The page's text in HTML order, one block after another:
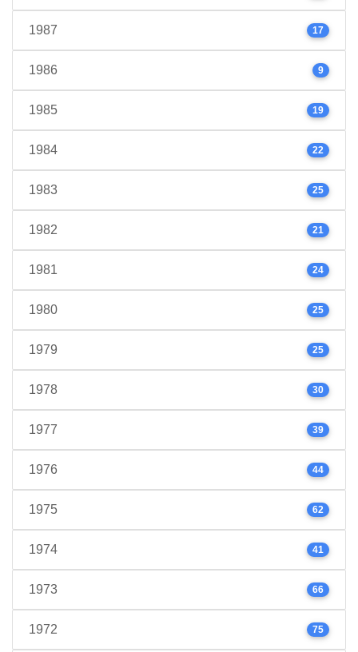
1987 17
1986 9
1985 19
1984 22
1983 25
1982 21
1981 24
1980 25
1979 25
1978 30
1977 39
1976 44
1975 62
1974 41
1973 66
1972 75